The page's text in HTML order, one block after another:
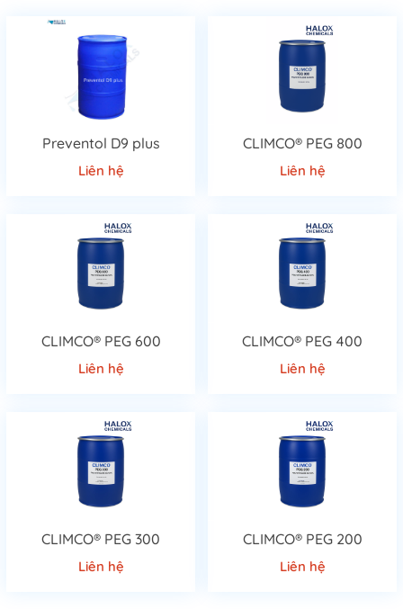
Preventol D9 plus
Liên hệ
CLIMCO® PEG 800
Liên hệ
CLIMCO® PEG 600
Liên hệ
CLIMCO® PEG 400
Liên hệ
CLIMCO® PEG 300
Liên hệ
CLIMCO® PEG 200
Liên hệ